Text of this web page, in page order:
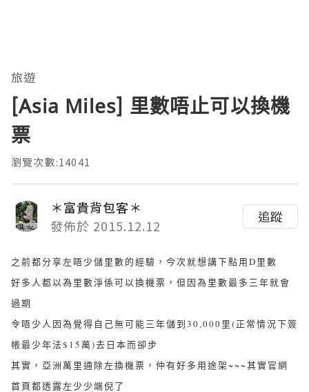
旅遊
[Asia Miles] 里數唔止可以換機
票
瀏覽次數:14041
＊富貴背包客＊
發佈於 2015.12.12
追蹤
之前都分享左唔少儲里數的經驗，今次就想講下點用D里數
好多人都以為里數淨係可以換機票，但因為里數最多三年就會
過期
令唔少人因為覺得自己無可能三年儲到30,000里(正常情況下簽
帳最少年法$15萬)去日本而卻步
其實，亞洲萬里通除左換機票，仲有好多用途架~~~其實官網
首頁都透露左少少端倪了